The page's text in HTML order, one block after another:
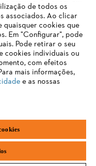
de todos os
associados. Ao clicar
quaisquer cookies que
Em "Configurar", pode
Pode retirar o seu
cookies individuais ou
com efeitos
mais informações,
e as nossas